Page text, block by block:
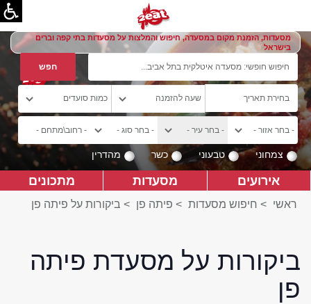
מסעדות, הזמנת מקום במסעדה, חיפוש והמלצות על מסעדות בתי קפה וברים
בישראל
צמחוני טבעוני כשר מהדרין
אירועים מסעדות מתכונים
ראשי > חיפוש מסעדות > פיתה פן > ביקורות על פיתה פן
ביקורות על מסעדת פיתה
פן